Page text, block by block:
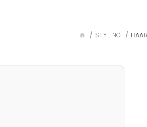
DOMŮ
/ STYLING /